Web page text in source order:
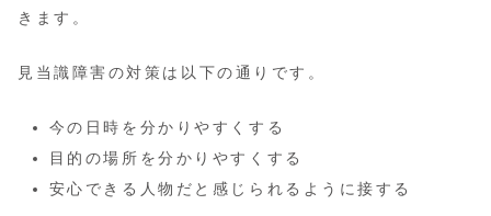
きます。
見当識障害の対策は以下の通りです。
今の日時を分かりやすくする
目的の場所を分かりやすくする
安心できる人物だと感じられるように接する